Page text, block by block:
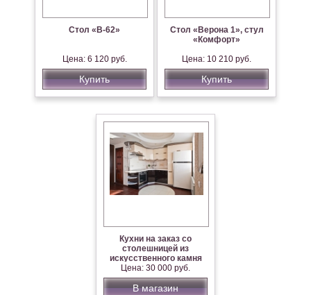
Стол «В-62»
Цена: 6 120 руб.
Купить
Стол «Верона 1», стул
«Комфорт»
Цена: 10 210 руб.
Купить
Кухни на заказ со
столешницей из
искусственного камня
Цена: 30 000 руб.
В магазин